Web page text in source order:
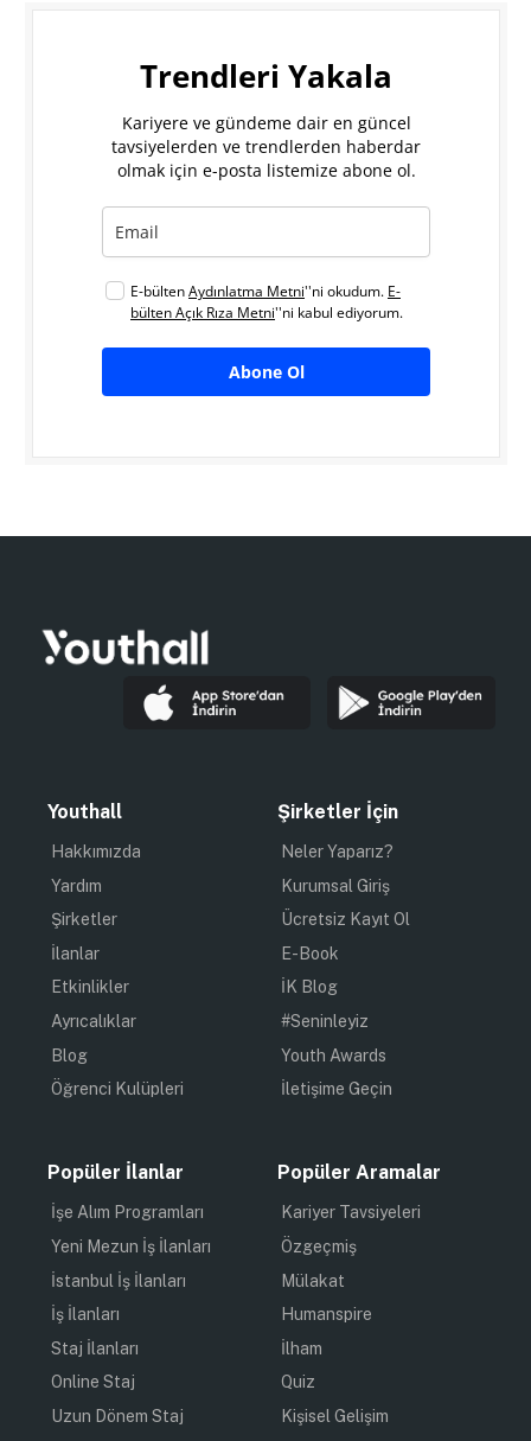
Trendleri Yakala
Kariyere ve gündeme dair en güncel
tavsiyelerden ve trendlerden haberdar
olmak için e-posta listemize abone ol.
E-bültenAydınlatma Metni''ni okudum. E-
bülten Açık Rıza Metni''ni kabul ediyorum.
Abone Ol
Youthall
Hakkımızda
Yardım
Şirketler
İlanlar
Etkinlikler
Ayrıcalıklar
Blog
Öğrenci Kulüpleri
Şirketler İçin
Neler Yaparız?
Kurumsal Giriş
Ücretsiz Kayıt Ol
E-Book
İK Blog
#Seninleyiz
Youth Awards
İletişime Geçin
Popüler İlanlar
İşe Alım Programları
Yeni Mezun İş İlanları
İstanbul İş İlanları
İş İlanları
Staj İlanları
Online Staj
Uzun Dönem Staj
Popüler Aramalar
Kariyer Tavsiyeleri
Özgeçmiş
Mülakat
Humanspire
İlham
Quiz
Kişisel Gelişim